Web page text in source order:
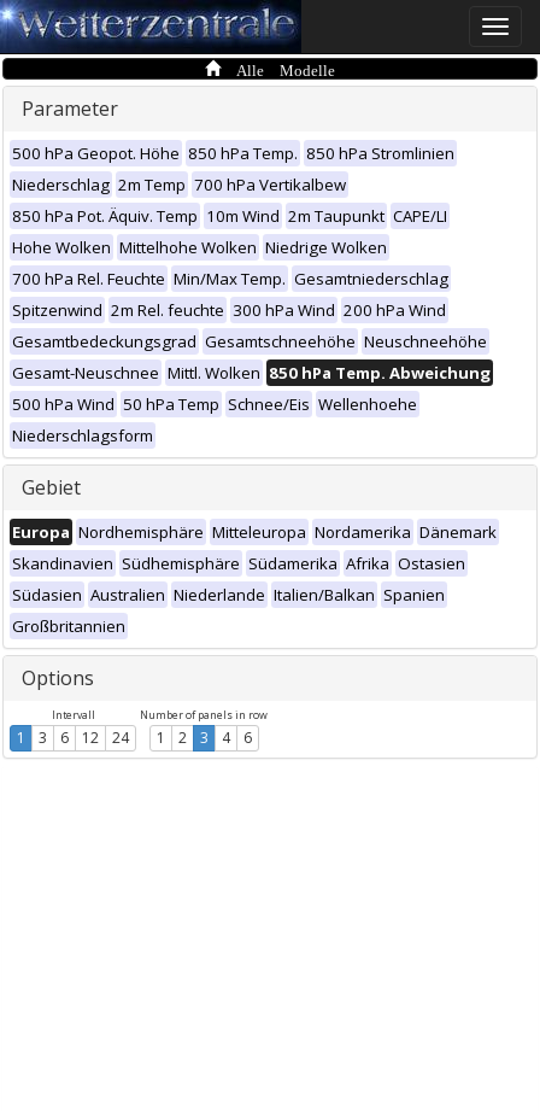
Toggle
Alle Modelle
Parameter
500 hPa Geopot. Höhe 850 hPa Temp. 850 hPa Stromlinien
Niederschlag 2m Temp 700 hPa Vertikalbew
850 hPa Pot. Äquiv. Temp 10m Wind 2m Taupunkt CAPE/LI
Hohe Wolken Mittelhohe Wolken Niedrige Wolken
700 hPa Rel. Feuchte Min/Max Temp. Gesamtniederschlag
Spitzenwind 2m Rel. feuchte 300 hPa Wind 200 hPa Wind
Gesamtbedeckungsgrad Gesamtschneehöhe Neuschneehöhe
Gesamt-Neuschnee Mittl. Wolken 850 hPa Temp. Abweichung
500 hPa Wind 50 hPa Temp Schnee/Eis Wellenhoehe
Niederschlagsform
Gebiet
Europa Nordhemisphäre Mitteleuropa Nordamerika Dänemark
Skandinavien Südhemisphäre Südamerika Afrika Ostasien
Südasien Australien Niederlande Italien/Balkan Spanien
Großbritannien
Options
Intervall
1 3 6 12 24
Number of panels in row
1 2 3 4 6